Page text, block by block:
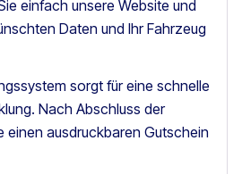
einfach unsere Website und
Daten und Ihr Fahrzeug
sorgt für eine schnelle
Nach Abschluss der
einen ausdruckbaren Gutschein